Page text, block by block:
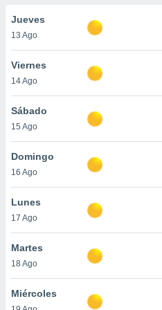
en
y
disponible
cookies
aceptar
Jueves
13 Ago
Viernes
14 Ago
Sábado
15 Ago
Domingo
16 Ago
Lunes
17 Ago
Martes
18 Ago
Miércoles